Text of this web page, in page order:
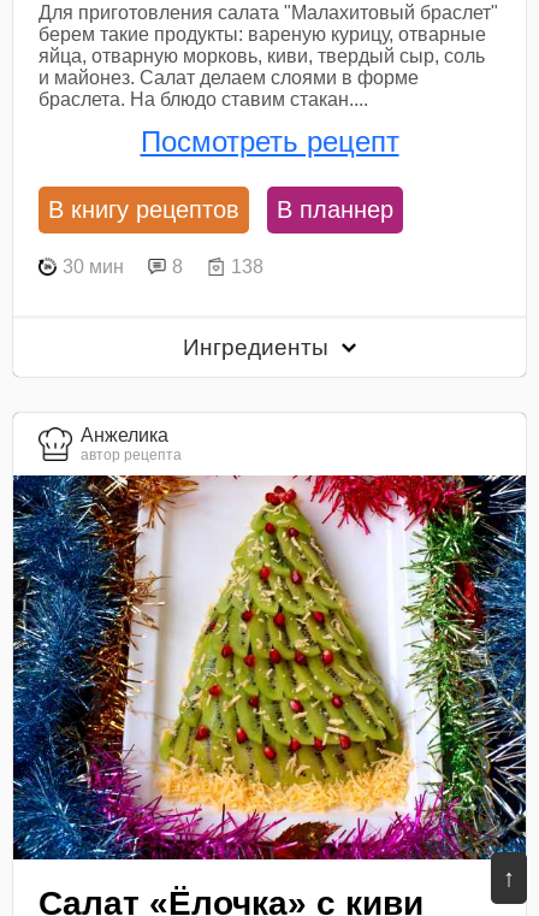
↑
Для приготовления салата "Малахитовый браслет"
берем такие продукты: вареную курицу, отварные
яйца, отварную морковь, киви, твердый сыр, соль
и майонез. Салат делаем слоями в форме
браслета. На блюдо ставим стакан....
Посмотреть рецепт
В книгу рецептов В планнер
30 мин 8 138
Ингредиенты
Анжелика
автор рецепта
Салат «Ёлочка» с киви